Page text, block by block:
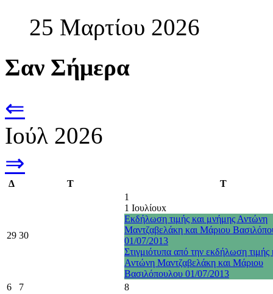
25 Μαρτίου 2026
Σαν Σήμερα
⇐
Ιούλ 2026
⇒
Δ Τ Τ
29 30
1
1 Ιουλίουx
Εκδήλωση τιμής και μνήμης Αντώνη
Μαντζαβελάκη και Μάριου
01/07/2013
Στιγμιότυπα από την εκδήλωση τιμής
Αντώνη Μαντζαβελάκη και Μάριου
Βασιλόπουλου 01/07/2013
6
7 8